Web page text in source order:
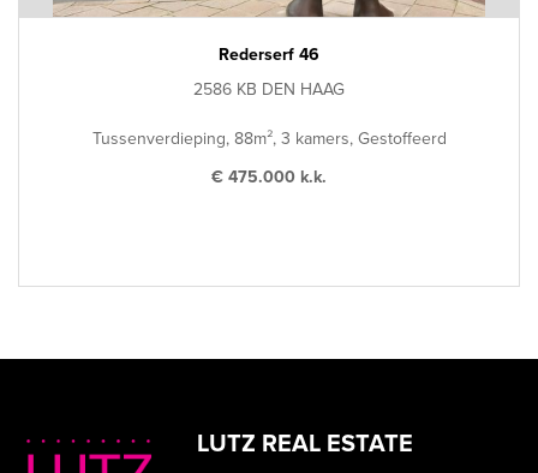
Rederserf 46
2586 KB DEN HAAG
Tussenverdieping, 88m², 3 kamers, Gestoffeerd
€ 475.000 k.k.
LUTZ REAL ESTATE